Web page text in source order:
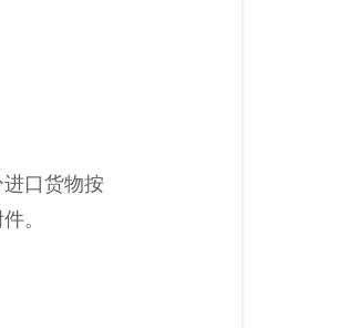
口货物按
。